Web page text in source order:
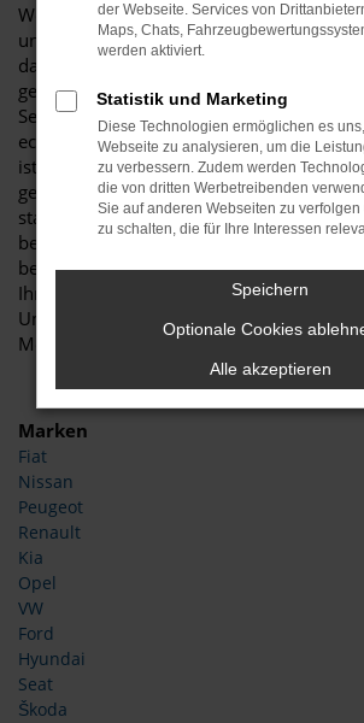
Wer sich für ein neues Fahrzeug
unweigerlich umfassende Recherchen
dabei auch schon an eine CUPRA
gedacht? Wir fragen deshalb, weil es für
Sein“ in Dorsten kaum eine günstigere
echten Neuwagen gibt. Die CUPRA
ist ein Fahrzeug, das noch keinen
gefahren wurde und entsprechend frisch
stammt. Der Unterschied zu einem
besteht darin, dass die CUPRA Terramar
bereits komplett konfiguriert ist und nur
Ihnen in Dorsten gefahren zu werden.
Umschweife, Wartezeiten oder
Modell steht bereits bei uns bereit.
Marken
Fiat
Nissan
Peugeot
Renault
Kia
Opel
VW
Ford
Hyundai
Seat
Škoda
der Webseite. Services von
Maps, Chats,
werden aktiviert.
Statistik und Marketing
Diese Technologien ermöglichen es
Webseite zu analysieren, um die
zu verbessern. Zudem werden
die von dritten Werbetreibenden
Sie auf anderen Webseiten zu
zu schalten, die für Ihre Interessen
Speichern
Optionale Cookies
Alle akzeptieren